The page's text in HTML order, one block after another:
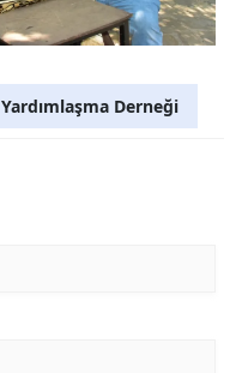
Derneği